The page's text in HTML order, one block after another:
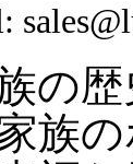
の
族